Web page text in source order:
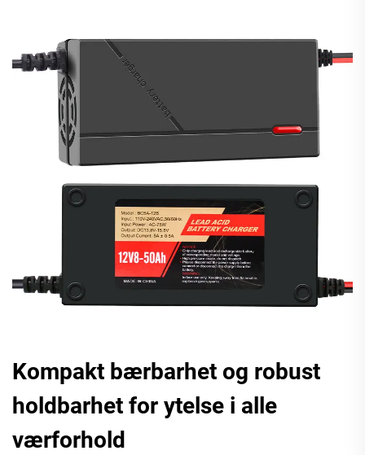
Kompakt bærbarhet og robust
holdbarhet for ytelse i alle
værforhold